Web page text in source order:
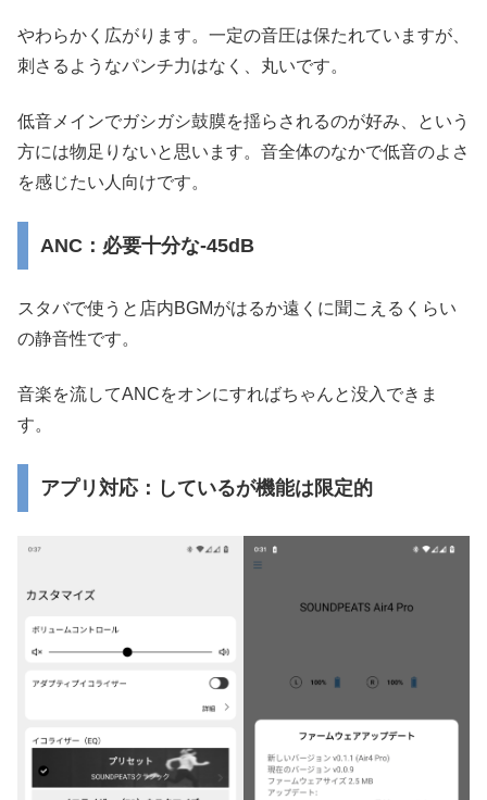
やわらかく広がります。一定の音圧は保たれていますが、
刺さるようなパンチ力はなく、丸いです。
低音メインでガシガシ鼓膜を揺らされるのが好み、という
方には物足りないと思います。音全体のなかで低音のよさ
を感じたい人向けです。
ANC：必要十分な-45dB
スタバで使うと店内BGMがはるか遠くに聞こえるくらい
の静音性です。
音楽を流してANCをオンにすればちゃんと没入できま
す。
アプリ対応：しているが機能は限定的